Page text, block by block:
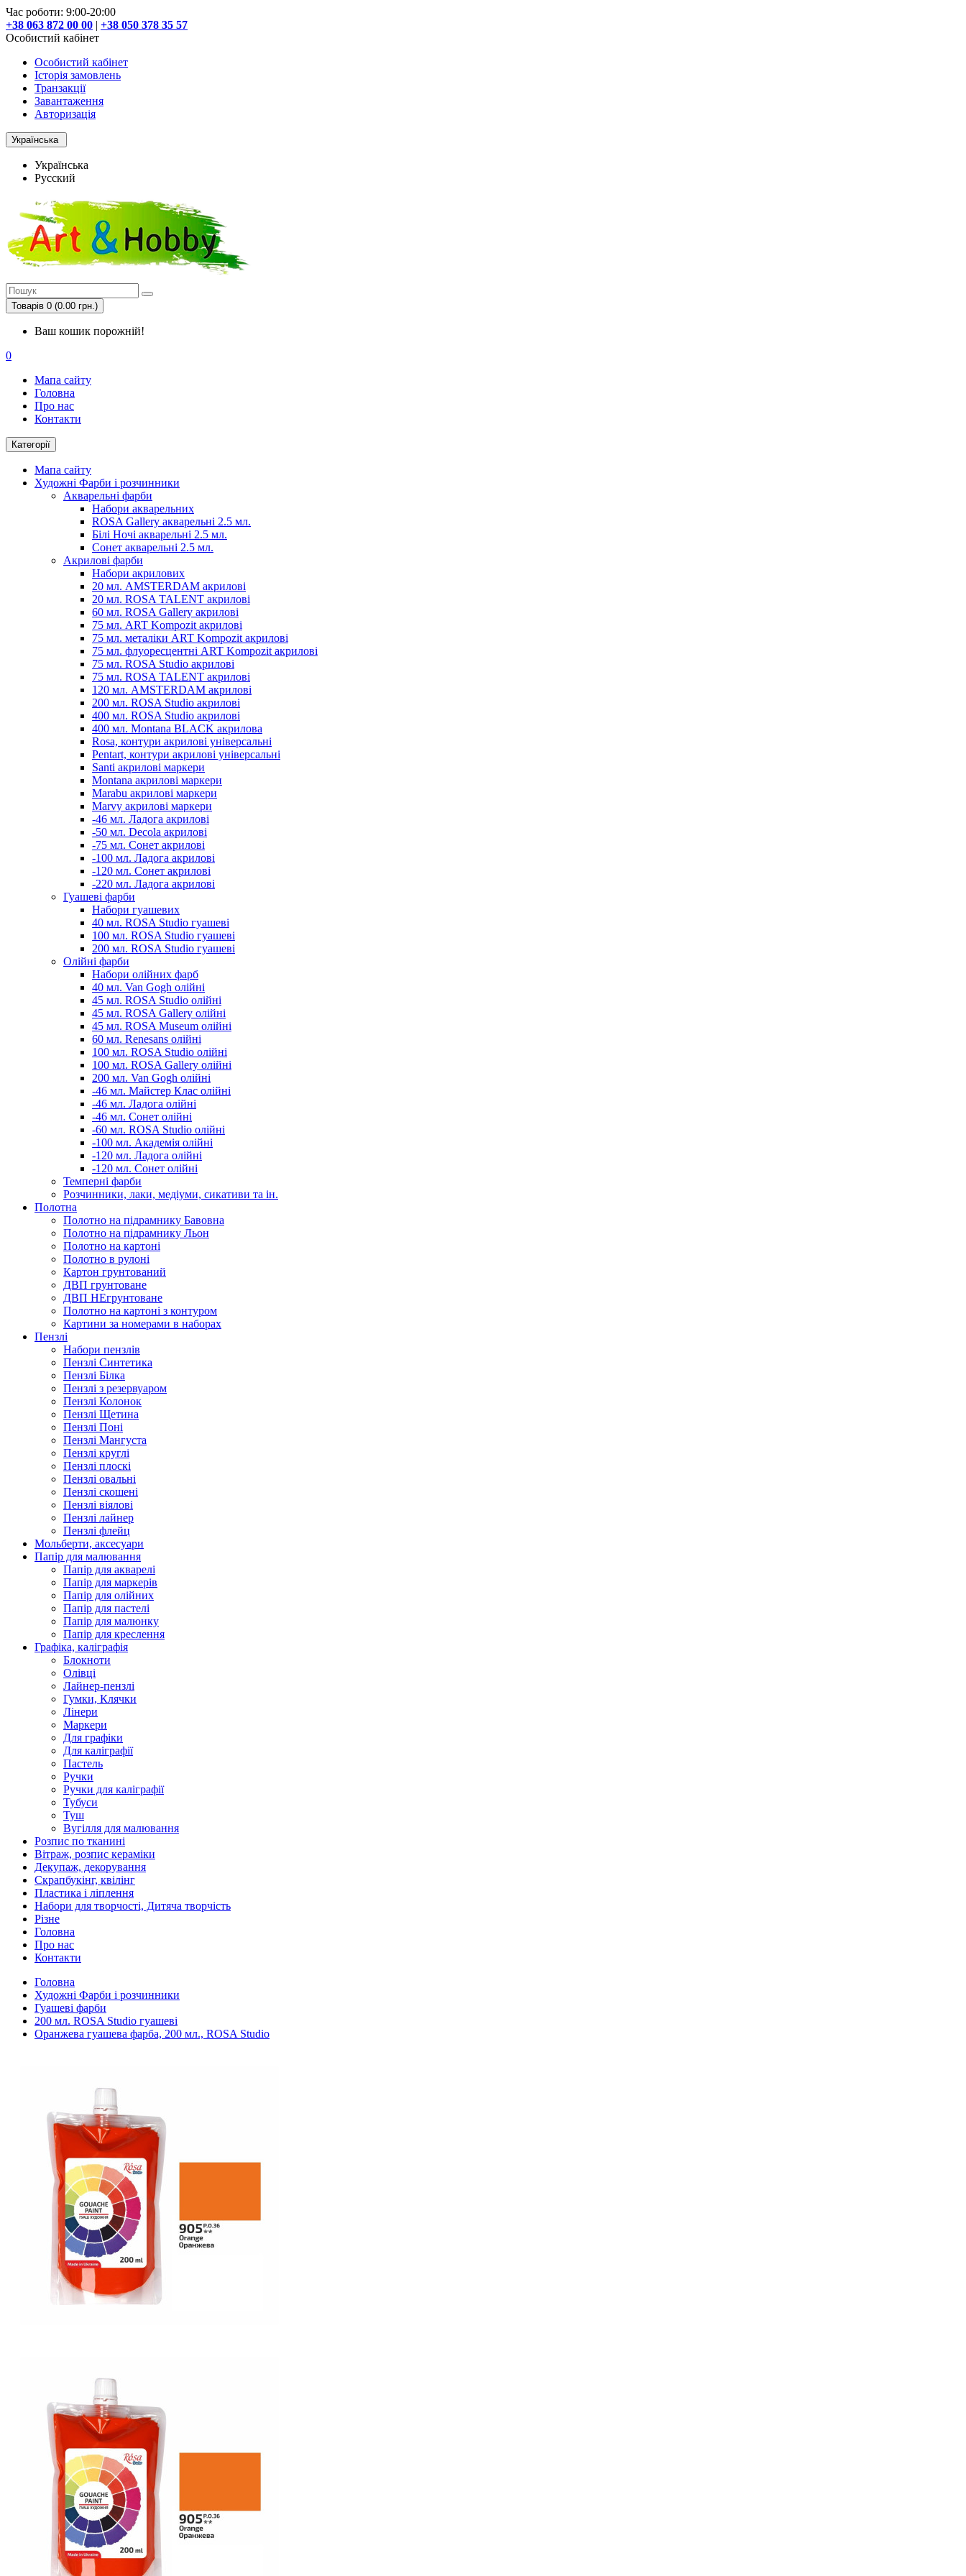
Час роботи: 9:00-20:00
+38 063 872 00 00 | +38 050 378 35 57
Особистий кабінет
Особистий кабінет
Історія замовлень
Транзакції
Завантаження
Авторизація
Українська
Українська
Русский
Товарів 0 (0.00 грн.)
Ваш кошик порожній!
0
Мапа сайту
Головна
Про нас
Контакти
Категорії
Мапа сайту
Художні Фарби і розчинники
Акварельні фарби
Набори акварельних
ROSA Gallery акварельні 2.5 мл.
Білі Ночі акварельні 2.5 мл.
Сонет акварельні 2.5 мл.
Акрилові фарби
Набори акрилових
20 мл. AMSTERDAM акрилові
20 мл. ROSA TALENT акрилові
60 мл. ROSA Gallery акрилові
75 мл. ART Kompozit акрилові
75 мл. металіки ART Kompozit акрилові
75 мл. флуоресцентні ART Kompozit акрилові
75 мл. ROSA Studio акрилові
75 мл. ROSA TALENT акрилові
120 мл. AMSTERDAM акрилові
200 мл. ROSA Studio акрилові
400 мл. ROSA Studio акрилові
400 мл. Montana BLACK акрилова
Rosa, контури акрилові універсальні
Pentart, контури акрилові універсальні
Santi акрилові маркери
Montana акрилові маркери
Marabu акрилові маркери
Marvy акрилові маркери
-46 мл. Ладога акрилові
-50 мл. Decola акрилові
-75 мл. Сонет акрилові
-100 мл. Ладога акрилові
-120 мл. Сонет акрилові
-220 мл. Ладога акрилові
Гуашеві фарби
Набори гуашевих
40 мл. ROSA Studio гуашеві
100 мл. ROSA Studio гуашеві
200 мл. ROSA Studio гуашеві
Олійні фарби
Набори олійних фарб
40 мл. Van Gogh олійні
45 мл. ROSA Studio олійні
45 мл. ROSA Gallery олійні
45 мл. ROSA Museum олійні
60 мл. Renesans олійні
100 мл. ROSA Studio олійні
100 мл. ROSA Gallery олійні
200 мл. Van Gogh олійні
-46 мл. Майстер Клас олійні
-46 мл. Ладога олійні
-46 мл. Сонет олійні
-60 мл. ROSA Studio олійні
-100 мл. Академія олійні
-120 мл. Ладога олійні
-120 мл. Сонет олійні
Темперні фарби
Розчинники, лаки, медіуми, сикативи та ін.
Полотна
Полотно на підрамнику Бавовна
Полотно на підрамнику Льон
Полотно на картоні
Полотно в рулоні
Картон грунтований
ДВП грунтоване
ДВП НЕгрунтоване
Полотно на картоні з контуром
Картини за номерами в наборах
Пензлі
Набори пензлів
Пензлі Синтетика
Пензлі Білка
Пензлі з резервуаром
Пензлі Колонок
Пензлі Щетина
Пензлі Поні
Пензлі Мангуста
Пензлі круглі
Пензлі плоскі
Пензлі овальні
Пензлі скошені
Пензлі віялові
Пензлі лайнер
Пензлі флейц
Мольберти, аксесуари
Папір для малювання
Папір для акварелі
Папір для маркерів
Папір для олійних
Папір для пастелі
Папір для малюнку
Папір для креслення
Графіка, каліграфія
Блокноти
Олівці
Лайнер-пензлі
Гумки, Клячки
Лінери
Маркери
Для графіки
Для каліграфії
Пастель
Ручки
Ручки для каліграфії
Тубуси
Туш
Вугілля для малювання
Розпис по тканині
Вітраж, розпис кераміки
Декупаж, декорування
Скрапбукінг, квілінг
Пластика і ліплення
Набори для творчості, Дитяча творчість
Різне
Головна
Про нас
Контакти
Головна
Художні Фарби і розчинники
Гуашеві фарби
200 мл. ROSA Studio гуашеві
Оранжева гуашева фарба, 200 мл., ROSA Studio